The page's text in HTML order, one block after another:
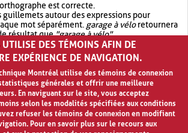
est correcte.
guillemets autour des expressions pour
mot séparément. garage à véloretournera
résultat que"garage à vélo".
votre recherche avec OR.garage OR vélo
plus de résultat quegarage à vélo
DES TÉMOINS AFIN DE
EXPÉRIENCE DE NAVIGATION.
Montréal utilise des témoins de connexion
générales et offrir une meilleure
En naviguant sur le site, vous acceptez
selon les modalités spécifiées aux conditions
refuser les témoins de connexion en modifiant
Pour en savoir plus sur le recours aux